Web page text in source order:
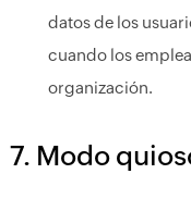
datos de los
cuando los
organización.
7. Modo